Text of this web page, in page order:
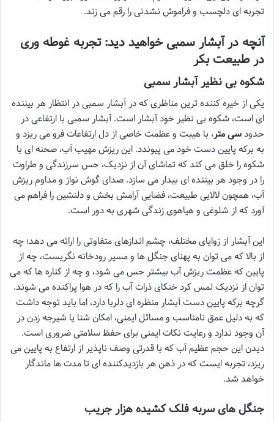
تجربه ای دلچسب و فراموش نشدنی را رقم می زند.
آنچه در آبشار سمبی خواهید دید: تجربه غوطه وری
در طبیعت بکر
شکوه بی نظیر آبشار سمبی
یکی از خیره کننده ترین مناظری که در آبشار سمبی در انتظار هر بیننده
ای است، شکوه بی نظیر خود آبشار است. آبشار سمبی با ارتفاعی در
حدودسی متر، با هیبت و عظمت خاصی از دل ارتفاعات فرو می ریزد و
به برکه پایین دست خود می پیوندد. این ریزش مهیب آب، صحنه ای با
شکوه را خلق می کند که تماشای آن از نزدیک، حس سرزندگی و طراوت
را در وجود هر بیننده ای بیدار می سازد. صدای گوش نواز و مداوم ریزش
آب، همچون لالایی طبیعت، فضایی آرامش بخش و دلنشین را فراهم می
آورد که از شلوغی و هیاهوی زندگی شهری به دور است.
این آبشار از زوایای مختلف، چشم اندازهای متفاوتی را ارائه می دهد؛ چه
از بالا که می توان به پهنای جنگل ها و مسیر رودخانه نگریست، چه از
پایین که عظمت ریزش آب بیشتر حس می شود، و چه از کناره ها که می
توان از نزدیک لمس کرد خنکای ذرات آب را که در هوا پراکنده می شوند.
گرچه برکه پایین دست آبشار منظره ای دلربا دارد، اما باید توجه داشت
که به دلیل عمق نامناسب و مسائل ایمنی، امکان شنا یا شیرجه زدن در
آن وجود ندارد و رعایت نکات ایمنی برای حفظ سلامتی ضروری است.
دیدن این حجم عظیم آب که با قدرتی وصف ناپذیر از ارتفاع به پایین می
ریزد، تجربه ایست که در ذهن هر بازدیدکننده ای تا مدت ها ماندگار
خواهد شد.
جنگل های سربه فلک کشیده هزار جریب